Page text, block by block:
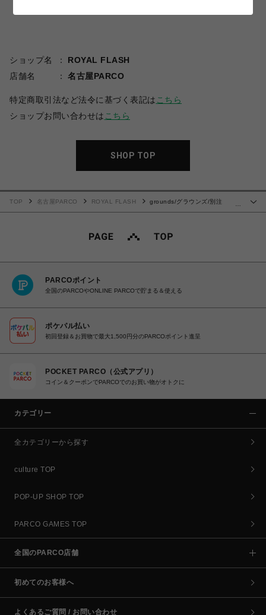
ショップ名
ROYAL FLASH
店舗名
名古屋PARCO
特定商取引法など法令に基づく表記は こちら
ショップお問い合わせは こちら
SHOP TOP
…
TOP 名古屋PARCO ROYAL FLASH
grounds/グラウンズ/別注
PARCOポイント
全国のPARCOやONLINE PARCOで貯まる＆使える
ポケパル払い
初回登録＆お買物で最大1,500円分のPARCOポイント進呈
POCKET PARCO（公式アプリ）
コイン＆クーポンでPARCOでのお買い物がオトクに
カテゴリー
全カテゴリーから探す
culture TOP
POP-UP SHOP TOP
PARCO GAMES TOP
全国のPARCO店舗
初めてのお客様へ
よくあるご質問 / お問い合わせ